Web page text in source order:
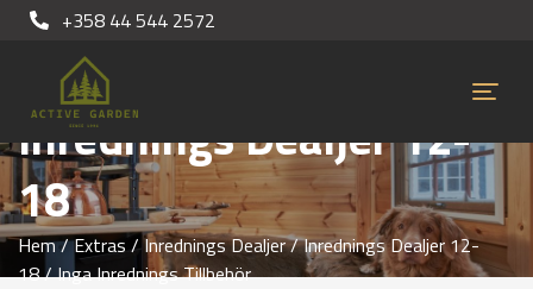
+358 44 544 2572
Inrednings Dealjer 12-
18
Hem/Extras/Inrednings Dealjer/Inrednings Dealjer 12-
18/ Inga Inrednings Tillbehör